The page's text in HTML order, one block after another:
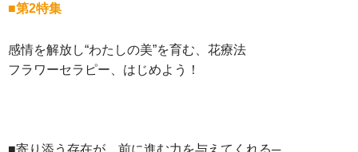
■第2特集
感情を解放し“わたしの美”を育む、花療法
フラワーセラピー、はじめよう！
■寄り添う存在が、前に進む力を与えてくれる─